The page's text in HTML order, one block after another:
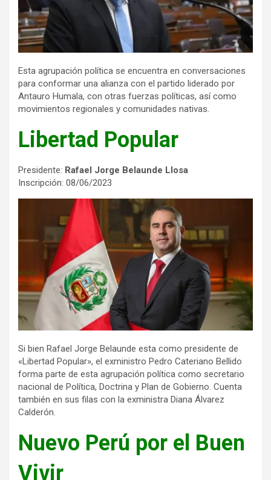
Esta agrupación política se encuentra en conversaciones
para conformar una alianza con el partido liderado por
Antauro Humala, con otras fuerzas políticas, así como
movimientos regionales y comunidades nativas.
Libertad Popular
Presidente: Rafael Jorge Belaunde Llosa
Inscripción: 08/06/2023
Si bien Rafael Jorge Belaunde esta como presidente de
«Libertad Popular», el exministro Pedro Cateriano Bellido
forma parte de esta agrupación política como secretario
nacional de Política, Doctrina y Plan de Gobierno. Cuenta
también en sus filas con la exministra Diana Álvarez
Calderón.
Nuevo Perú por el Buen
Vivir